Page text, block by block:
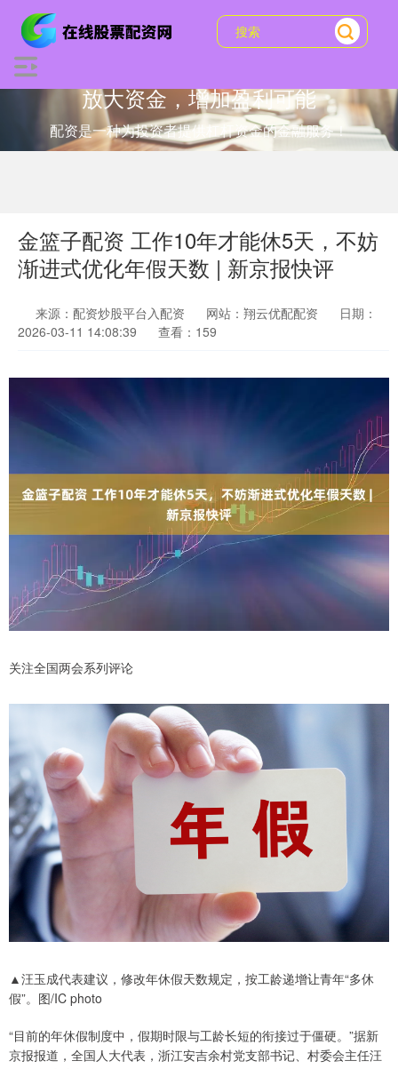
放大资金，增加盈利可能
配资是一种为投资者提供杠杆资金的金融服务！
金篮子配资 工作10年才能休5天，不妨
渐进式优化年假天数 | 新京报快评
来源：配资炒股平台入配资 网站：翔云优配配资
日期：
2026-03-11 14:08:39
查看：159
关注全国两会系列评论
▲汪玉成代表建议，修改年休假天数规定，按工龄递增让青年“多休
假”。图/IC photo
“目前的年休假制度中，假期时限与工龄长短的衔接过于僵硬。”据新
京报报道，全国人大代表，浙江安吉余村党支部书记、村委会主任汪